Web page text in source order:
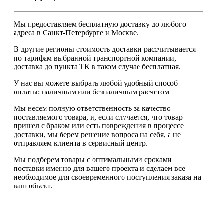
Мы предоставляем бесплатную доставку до любого
адреса в Санкт-Петербурге и Москве.
В другие регионы стоимость доставки рассчитывается
по тарифам выбранной транспортной компании,
доставка до пункта ТК в таком случае бесплатная.
У нас вы можете выбрать любой удобный способ
оплаты: наличным или безналичным расчетом.
Мы несем полную ответственность за качество
поставляемого товара, и, если случается, что товар
пришел с браком или есть повреждения в процессе
доставки, мы берем решение вопроса на себя, а не
отправляем клиента в сервисный центр.
Мы подберем товары с оптимальными сроками
поставки именно для вашего проекта и сделаем все
необходимое для своевременного поступления заказа на
ваш объект.